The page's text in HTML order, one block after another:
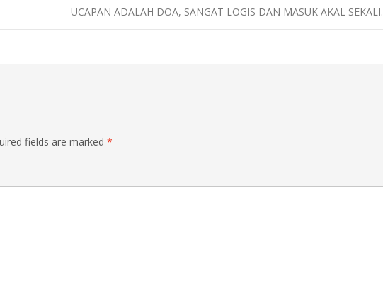
UCAPAN ADALAH DOA, SANGAT LOGIS DAN MASUK AKAL SEKALI.
fields are marked *